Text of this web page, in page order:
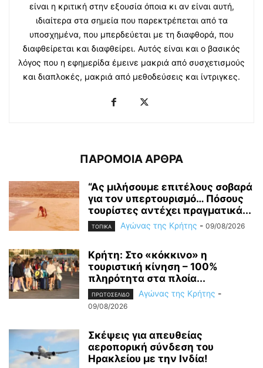
είναι η κριτική στην εξουσία όποια κι αν είναι αυτή,
ιδιαίτερα στα σημεία που παρεκτρέπεται από τα
υποσχημένα, που μπερδεύεται με τη διαφθορά, που
διαφθείρεται και διαφθείρει. Αυτός είναι και ο βασικός
λόγος που η εφημερίδα έμεινε μακριά από συσχετισμούς
και διαπλοκές, μακριά από μεθοδεύσεις και ίντριγκες.
ΠΑΡΟΜΟΙΑ ΑΡΘΡΑ
“Ας μιλήσουμε επιτέλους σοβαρά
για τον υπερτουρισμό… Πόσους
τουρίστες αντέχει πραγματικά...
ΤΟΠΙΚΑ Αγώνας της Κρήτης - 09/08/2026
Κρήτη: Στο «κόκκινο» η
τουριστική κίνηση – 100%
πληρότητα στα πλοία...
ΠΡΩΤΟΣΕΛΙΔΟ Αγώνας της Κρήτης -
09/08/2026
Σκέψεις για απευθείας
αεροπορική σύνδεση του
Ηρακλείου με την Ινδία!